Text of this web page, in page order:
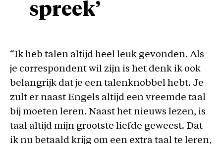
spreek’
“Ik heb talen altijd heel leuk gevonden. Als
je correspondent wil zijn is het denk ik ook
belangrijk dat je een talenknobbel hebt. Je
zult er naast Engels altijd een vreemde taal
bij moeten leren. Naast het nieuws lezen, is
taal altijd mijn grootste liefde geweest. Dat
ik nu betaald krijg om een extra taal te leren,